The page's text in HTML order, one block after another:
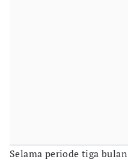
Selama periode tiga